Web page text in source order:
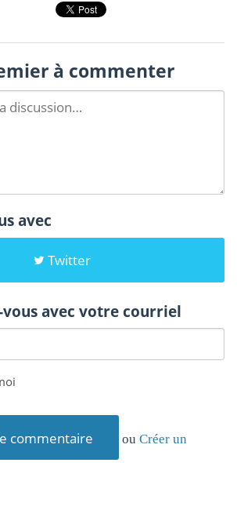
à commenter
avec
Twitter
vous avec votre courriel
ouCréer un